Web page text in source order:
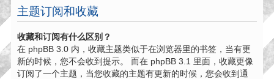
主题订阅和收藏
收藏和订阅有什么区别？
在 phpBB 3.0 内，收藏主题类似于在浏览器里的书签，当有更
新的时候，您不会收到提示。 而在 phpBB 3.1 里面，收藏更像
订阅了一个主题，当您收藏的主题有更新的时候，您会收到通